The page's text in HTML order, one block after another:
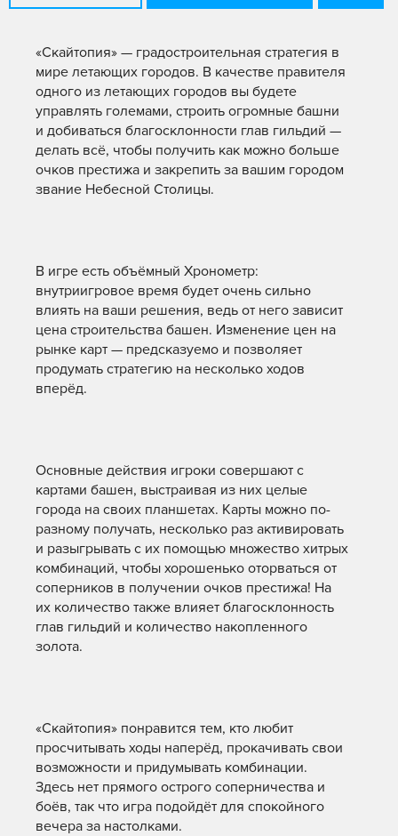
«Скайтопия» — градостроительная стратегия в
мире летающих городов. В качестве правителя
одного из летающих городов вы будете
управлять големами, строить огромные башни
и добиваться благосклонности глав гильдий —
делать всё, чтобы получить как можно больше
очков престижа и закрепить за вашим городом
звание Небесной Столицы.
В игре есть объёмный Хронометр:
внутриигровое время будет очень сильно
влиять на ваши решения, ведь от него зависит
цена строительства башен. Изменение цен на
рынке карт — предсказуемо и позволяет
продумать стратегию на несколько ходов
вперёд.
Основные действия игроки совершают с
картами башен, выстраивая из них целые
города на своих планшетах. Карты можно по-
разному получать, несколько раз активировать
и разыгрывать с их помощью множество хитрых
комбинаций, чтобы хорошенько оторваться от
соперников в получении очков престижа! На
их количество также влияет благосклонность
глав гильдий и количество накопленного
золота.
«Скайтопия» понравится тем, кто любит
просчитывать ходы наперёд, прокачивать свои
возможности и придумывать комбинации.
Здесь нет прямого острого соперничества и
боёв, так что игра подойдёт для спокойного
вечера за настолками.